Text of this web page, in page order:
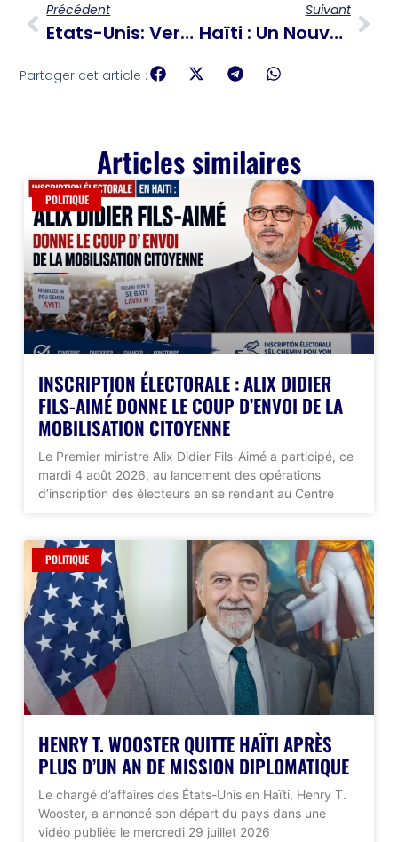
Précédent
Etats-Unis: Vers La Fin D’un Shutdown De 41 Jours
Suivant
Haïti : Un Nouveau Bureau De L’OAVCT Inauguré À Delmas 33
Partager cet article :
Articles similaires
POLITIQUE
INSCRIPTION ÉLECTORALE : ALIX DIDIER
FILS-AIMÉ DONNE LE COUP D’ENVOI DE LA
MOBILISATION CITOYENNE
Le Premier ministre Alix Didier Fils-Aimé a participé, ce
mardi 4 août 2026, au lancement des opérations
d’inscription des électeurs en se rendant au Centre
POLITIQUE
HENRY T. WOOSTER QUITTE HAÏTI APRÈS
PLUS D’UN AN DE MISSION DIPLOMATIQUE
Le chargé d’affaires des États-Unis en Haïti, Henry T.
Wooster, a annoncé son départ du pays dans une
vidéo publiée le mercredi 29 juillet 2026